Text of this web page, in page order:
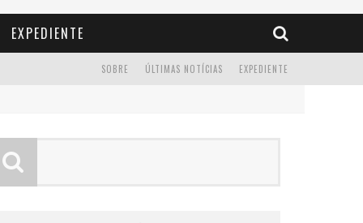
EXPEDIENTE
EXPEDIENTE
ÚLTIMAS NOTÍCIAS
SOBRE